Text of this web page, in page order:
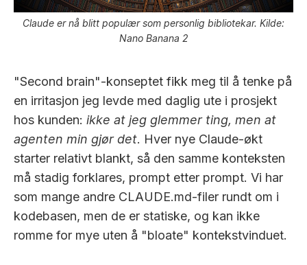
Claude er nå blitt populær som personlig bibliotekar. Kilde:
Nano Banana 2
"Second brain"-konseptet fikk meg til å tenke på
en irritasjon jeg levde med daglig ute i prosjekt
hos kunden: ikke at jeg glemmer ting, men at
agenten min gjør det. Hver nye Claude-økt
starter relativt blankt, så den samme konteksten
må stadig forklares, prompt etter prompt. Vi har
som mange andre CLAUDE.md-filer rundt om i
kodebasen, men de er statiske, og kan ikke
romme for mye uten å "bloate" kontekstvinduet.